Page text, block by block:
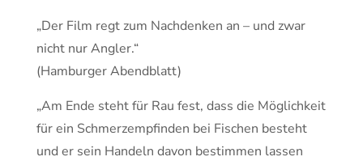
„Der Film regt zum Nachdenken an – und zwar
nicht nur Angler.“
(Hamburger Abendblatt)
„Am Ende steht für Rau fest, dass die Möglichkeit
für ein Schmerzempfinden bei Fischen besteht
und er sein Handeln davon bestimmen lassen